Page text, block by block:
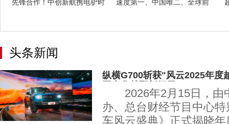
先锋合作！中创新航携电驴时
速度第一、中国唯二、全球前
头条新闻
纵横G700斩获"风云2025年度
国豪华越野新纪元
2026年2月15日，由
办、总台财经节目中心
车风云盛典》正式揭晓